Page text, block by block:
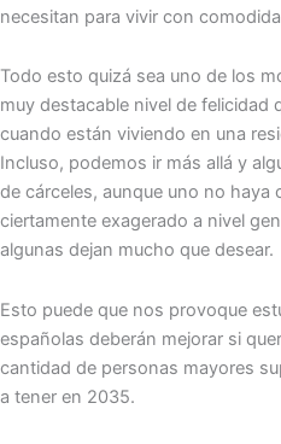
necesitan para vivir con
Todo esto quizá sea uno de los
muy destacable nivel de felicidad
cuando están viviendo en una
Incluso, podemos ir más allá y
de cárceles, aunque uno no haya
ciertamente exagerado a nivel
algunas dejan mucho que desear.
Esto puede que nos provoque
españolas deberán mejorar si
cantidad de personas mayores
a tener en 2035.